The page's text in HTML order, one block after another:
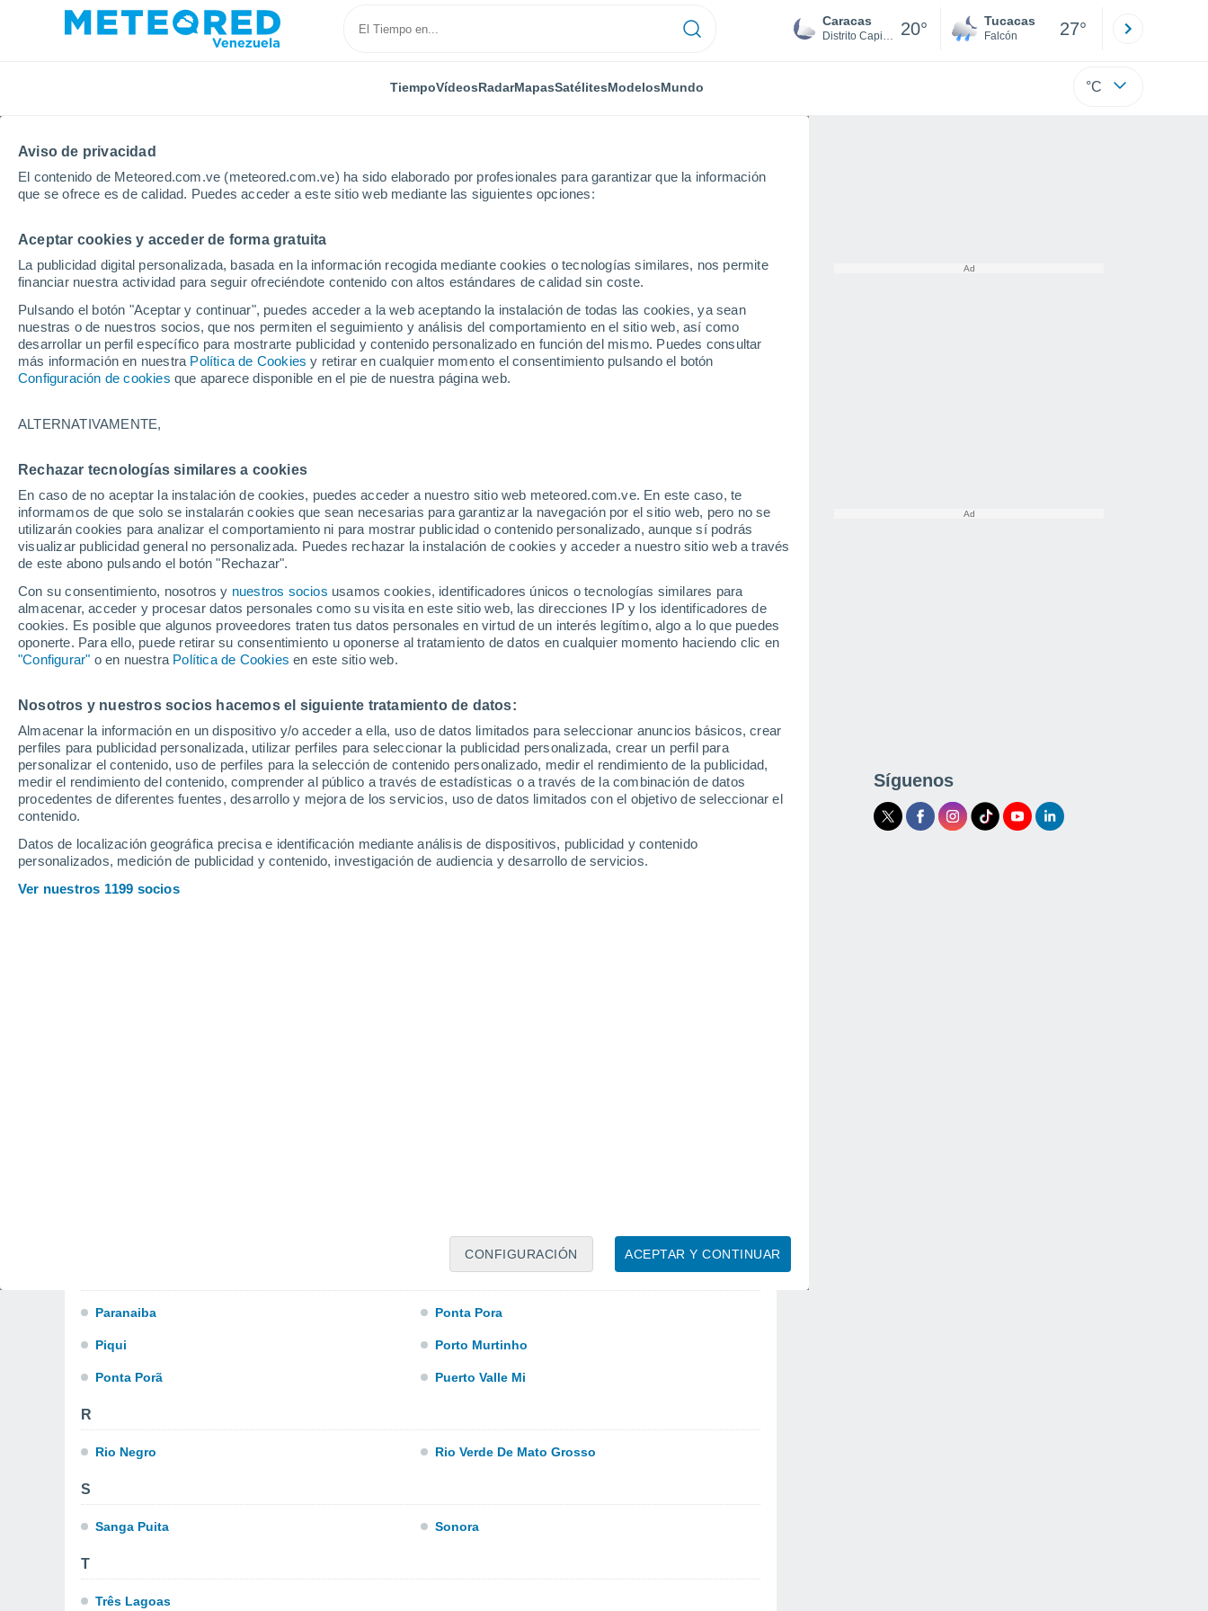
Aviso de privacidad
El contenido de Meteored.com.ve (meteored.com.ve) ha sido elaborado por profesionales para garantizar que la información
que se ofrece es de calidad. Puedes acceder a este sitio web mediante las siguientes opciones:
Aceptar cookies y acceder de forma gratuita
La publicidad digital personalizada, basada en la información recogida mediante cookies o tecnologías similares, nos permite
financiar nuestra actividad para seguir ofreciéndote contenido con altos estándares de calidad sin coste.
Pulsando el botón "Aceptar y continuar", puedes acceder a la web aceptando la instalación de todas las cookies, ya sean
nuestras o de nuestros socios, que nos permiten el seguimiento y análisis del comportamiento en el sitio web, así como
desarrollar un perfil específico para mostrarte publicidad y contenido personalizado en función del mismo. Puedes consultar
más información en nuestra Política de Cookies y retirar en cualquier momento el consentimiento pulsando el botón
Configuración de cookies que aparece disponible en el pie de nuestra página web.
ALTERNATIVAMENTE,
Rechazar tecnologías similares a cookies
En caso de no aceptar la instalación de cookies, puedes acceder a nuestro sitio web meteored.com.ve. En este caso, te
informamos de que solo se instalarán cookies que sean necesarias para garantizar la navegación por el sitio web, pero no se
utilizarán cookies para analizar el comportamiento ni para mostrar publicidad o contenido personalizado, aunque sí podrás
visualizar publicidad general no personalizada. Puedes rechazar la instalación de cookies y acceder a nuestro sitio web a través
de este abono pulsando el botón "Rechazar".
Con su consentimiento, nosotros y nuestros socios usamos cookies, identificadores únicos o tecnologías similares para
almacenar, acceder y procesar datos personales como su visita en este sitio web, las direcciones IP y los identificadores de
cookies. Es posible que algunos proveedores traten tus datos personales en virtud de un interés legítimo, algo a lo que puedes
oponerte. Para ello, puede retirar su consentimiento u oponerse al tratamiento de datos en cualquier momento haciendo clic en
"Configurar" o en nuestra Política de Cookies en este sitio web.
Nosotros y nuestros socios hacemos el siguiente tratamiento de datos:
Almacenar la información en un dispositivo y/o acceder a ella, uso de datos limitados para seleccionar anuncios básicos, crear
perfiles para publicidad personalizada, utilizar perfiles para seleccionar la publicidad personalizada, crear un perfil para
personalizar el contenido, uso de perfiles para la selección de contenido personalizado, medir el rendimiento de la publicidad,
medir el rendimiento del contenido, comprender al público a través de estadísticas o a través de la combinación de datos
procedentes de diferentes fuentes, desarrollo y mejora de los servicios, uso de datos limitados con el objetivo de seleccionar el
contenido.
Datos de localización geográfica precisa e identificación mediante análisis de dispositivos, publicidad y contenido
personalizados, medición de publicidad y contenido, investigación de audiencia y desarrollo de servicios.
Ver nuestros 1199 socios
ACEPTAR Y CONTINUAR
CONFIGURACIÓN
Caracas
Distrito Capital 20° Tucacas
Falcón 27°
TiempoVídeosRadarMapasSatélitesModelosMundo °C
Inicio Brasil Mato Grosso Do Sul Localidades
El tiempo en todas las ciudades de Mato
Grosso Do Sul
Todas las localidades de Mato Grosso Do Sul
Agrovila Do Pa Itamarati - Ponta Porã
Água Clara
Amambai
Amolar
Aquidauana
B
Bandeirantes
Bela Vista
Bonito
Camapua
Campo Grande
Coopharádio
Corumba
Costa Rica
Coxim
D
Dourados
Paranaiba
Piqui
Ponta Porã
Ponta Pora
Porto Murtinho
Puerto Valle Mi
R
Rio Negro Rio Verde De Mato Grosso
S
Sanga Puita Sonora
T
Três Lagoas
Síguenos